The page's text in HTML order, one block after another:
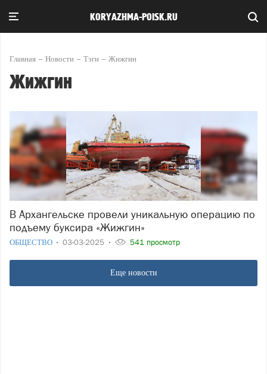
KORYAZHMA-POISK.RU
Главная Новости Тэги Жижгин
Жижгин
В Архангельске провели уникальную операцию по
подъему буксира «Жижгин»
ОБЩЕСТВО 03-03-2025 541 просмотр
Еще новости